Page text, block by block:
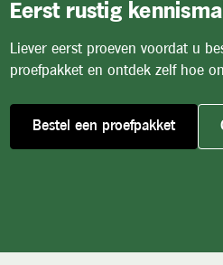
Eerst rustig
Liever eerst proeven voordat u
proefpakket en ontdek zelf hoe
Bestel een proefpakket